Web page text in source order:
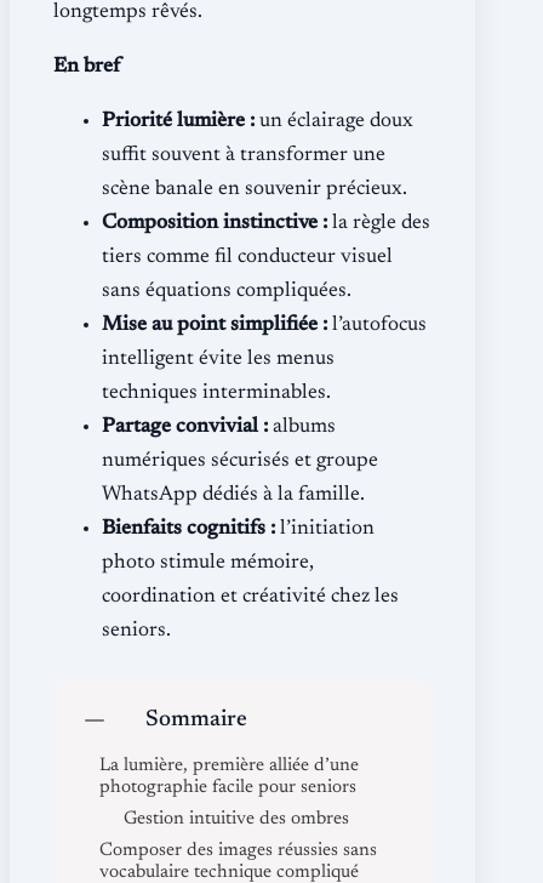
longtemps rêvés.
En bref
Priorité lumière : un éclairage doux
suffit souvent à transformer une
scène banale en souvenir précieux.
Composition instinctive : la règle des
tiers comme fil conducteur visuel
sans équations compliquées.
Mise au point simplifiée : l’autofocus
intelligent évite les menus
techniques interminables.
Partage convivial : albums
numériques sécurisés et groupe
WhatsApp dédiés à la famille.
Bienfaits cognitifs : l’initiation
photo stimule mémoire,
coordination et créativité chez les
seniors.
Sommaire
La lumière, première alliée d’une
photographie facile pour seniors
Gestion intuitive des ombres
Composer des images réussies sans
vocabulaire technique compliqué